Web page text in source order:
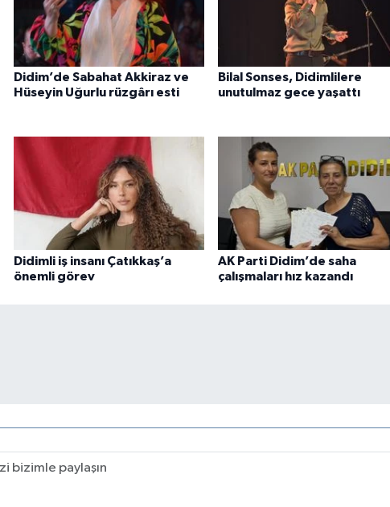
Didim’de Sabahat Akkiraz ve
Hüseyin Uğurlu rüzgârı esti
Bilal Sonses, Didimlilere
unutulmaz gece yaşattı
Didimli iş insanı Çatıkkaş’a
önemli görev
AK Parti Didim’de saha
çalışmaları hız kazandı